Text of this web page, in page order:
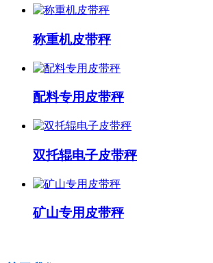
称重机皮带秤
配料专用皮带秤
双托辊电子皮带秤
矿山专用皮带秤